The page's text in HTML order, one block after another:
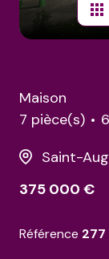
Maison
7 pièce(s)
Saint-
375 000 €
Référence 277